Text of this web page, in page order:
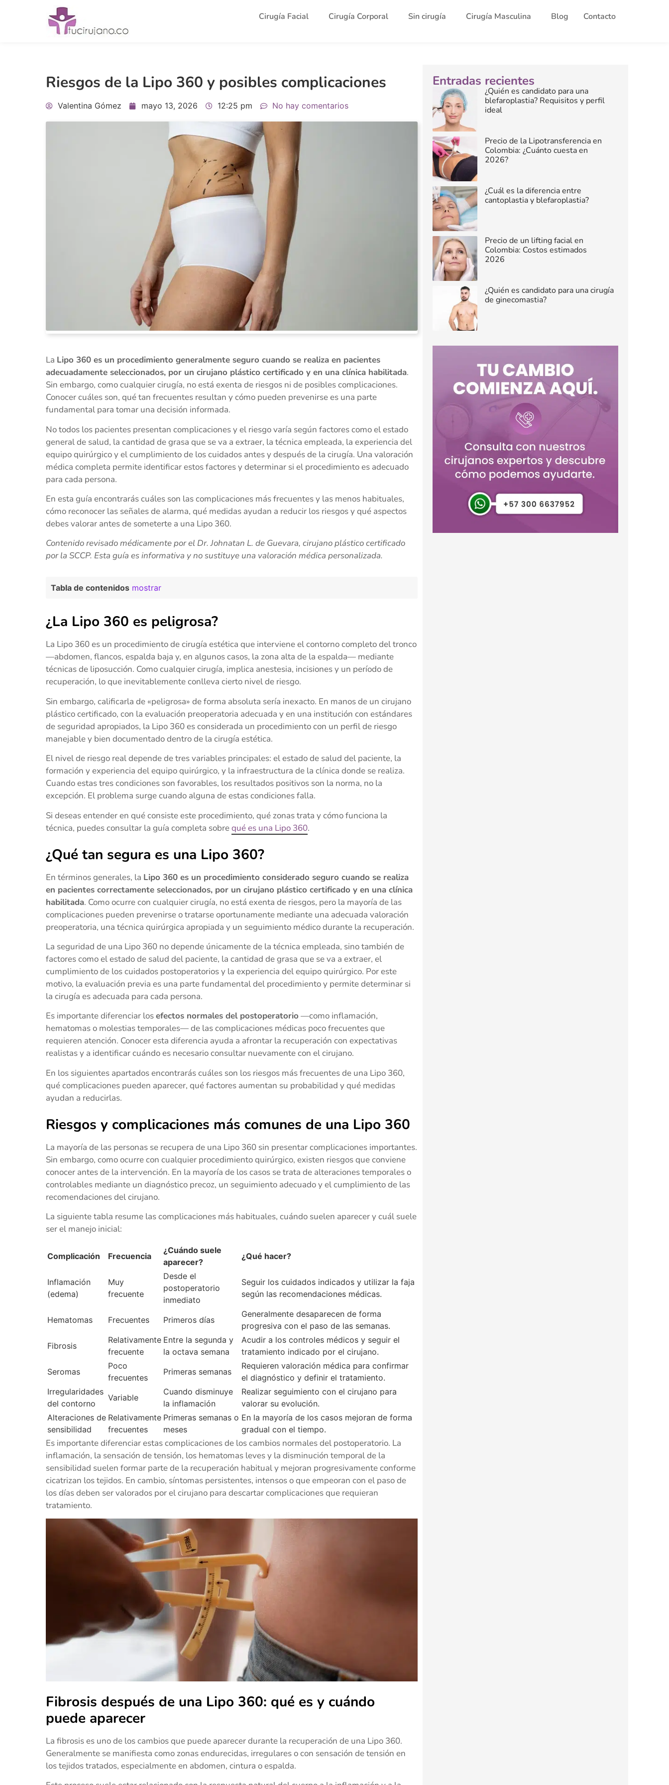
Cirugía Facial Cirugía Corporal Sin cirugía Cirugía Masculina Blog Contacto
Riesgos de la Lipo 360 y posibles complicaciones
Valentina Gómez mayo 13, 2026 12:25 pm No hay comentarios
La Lipo 360 es un procedimiento generalmente seguro cuando se realiza en pacientes
adecuadamente seleccionados, por un cirujano plástico certificado y en una clínica habilitada.
Sin embargo, como cualquier cirugía, no está exenta de riesgos ni de posibles complicaciones.
Conocer cuáles son, qué tan frecuentes resultan y cómo pueden prevenirse es una parte
fundamental para tomar una decisión informada.
No todos los pacientes presentan complicaciones y el riesgo varía según factores como el estado
general de salud, la cantidad de grasa que se va a extraer, la técnica empleada, la experiencia del
equipo quirúrgico y el cumplimiento de los cuidados antes y después de la cirugía. Una valoración
médica completa permite identificar estos factores y determinar si el procedimiento es adecuado
para cada persona.
En esta guía encontrarás cuáles son las complicaciones más frecuentes y las menos habituales,
cómo reconocer las señales de alarma, qué medidas ayudan a reducir los riesgos y qué aspectos
debes valorar antes de someterte a una Lipo 360.
Contenido revisado médicamente por el Dr. Johnatan L. de Guevara, cirujano plástico certificado
por la SCCP. Esta guía es informativa y no sustituye una valoración médica personalizada.
Tabla de contenidos mostrar
¿La Lipo 360 es peligrosa?
La Lipo 360 es un procedimiento de cirugía estética que interviene el contorno completo del tronco
—abdomen, flancos, espalda baja y, en algunos casos, la zona alta de la espalda— mediante
técnicas de liposucción. Como cualquier cirugía, implica anestesia, incisiones y un período de
recuperación, lo que inevitablemente conlleva cierto nivel de riesgo.
Sin embargo, calificarla de «peligrosa» de forma absoluta sería inexacto. En manos de un cirujano
plástico certificado, con la evaluación preoperatoria adecuada y en una institución con estándares
de seguridad apropiados, la Lipo 360 es considerada un procedimiento con un perfil de riesgo
manejable y bien documentado dentro de la cirugía estética.
El nivel de riesgo real depende de tres variables principales: el estado de salud del paciente, la
formación y experiencia del equipo quirúrgico, y la infraestructura de la clínica donde se realiza.
Cuando estas tres condiciones son favorables, los resultados positivos son la norma, no la
excepción. El problema surge cuando alguna de estas condiciones falla.
Si deseas entender en qué consiste este procedimiento, qué zonas trata y cómo funciona la
técnica, puedes consultar la guía completa sobrequé es una Lipo 360.
¿Qué tan segura es una Lipo 360?
En términos generales, la Lipo 360 es un procedimiento considerado seguro cuando se realiza
en pacientes correctamente seleccionados, por un cirujano plástico certificado y en una clínica
habilitada. Como ocurre con cualquier cirugía, no está exenta de riesgos, pero la mayoría de las
complicaciones pueden prevenirse o tratarse oportunamente mediante una adecuada valoración
preoperatoria, una técnica quirúrgica apropiada y un seguimiento médico durante la recuperación.
La seguridad de una Lipo 360 no depende únicamente de la técnica empleada, sino también de
factores como el estado de salud del paciente, la cantidad de grasa que se va a extraer, el
cumplimiento de los cuidados postoperatorios y la experiencia del equipo quirúrgico. Por este
motivo, la evaluación previa es una parte fundamental del procedimiento y permite determinar si
la cirugía es adecuada para cada persona.
Es importante diferenciar losefectos normales del postoperatorio —como inflamación,
hematomas o molestias temporales— de las complicaciones médicas poco frecuentes que
requieren atención. Conocer esta diferencia ayuda a afrontar la recuperación con expectativas
realistas y a identificar cuándo es necesario consultar nuevamente con el cirujano.
En los siguientes apartados encontrarás cuáles son los riesgos más frecuentes de una Lipo 360,
qué complicaciones pueden aparecer, qué factores aumentan su probabilidad y qué medidas
ayudan a reducirlas.
Riesgos y complicaciones más comunes de una Lipo 360
La mayoría de las personas se recupera de una Lipo 360 sin presentar complicaciones importantes.
Sin embargo, como ocurre con cualquier procedimiento quirúrgico, existen riesgos que conviene
conocer antes de la intervención. En la mayoría de los casos se trata de alteraciones temporales o
controlables mediante un diagnóstico precoz, un seguimiento adecuado y el cumplimiento de las
recomendaciones del cirujano.
La siguiente tabla resume las complicaciones más habituales, cuándo suelen aparecer y cuál suele
ser el manejo inicial:
Complicación Frecuencia
¿Cuándo suele
aparecer?
¿Qué hacer?
Inflamación
(edema)
Muy
frecuente
Desde el
postoperatorio
inmediato
Seguir los cuidados indicados y utilizar la faja
según las recomendaciones médicas.
Hematomas Frecuentes Primeros días
Generalmente desaparecen de forma
progresiva con el paso de las semanas.
Fibrosis
Relativamente
frecuente
Entre la segunda y
la octava semana
Acudir a los controles médicos y seguir el
tratamiento indicado por el cirujano.
Seromas
Poco
frecuentes
Primeras semanas
Requieren valoración médica para confirmar
el diagnóstico y definir el tratamiento.
Irregularidades
del contorno
Variable
Cuando disminuye
la inflamación
Realizar seguimiento con el cirujano para
valorar su evolución.
Alteraciones de
sensibilidad
Relativamente
frecuentes
Primeras semanas o
meses
En la mayoría de los casos mejoran de forma
gradual con el tiempo.
Es importante diferenciar estas complicaciones de los cambios normales del postoperatorio. La
inflamación, la sensación de tensión, los hematomas leves y la disminución temporal de la
sensibilidad suelen formar parte de la recuperación habitual y mejoran progresivamente conforme
cicatrizan los tejidos. En cambio, síntomas persistentes, intensos o que empeoran con el paso de
los días deben ser valorados por el cirujano para descartar complicaciones que requieran
tratamiento.
Fibrosis después de una Lipo 360: qué es y cuándo
puede aparecer
La fibrosis es uno de los cambios que puede aparecer durante la recuperación de una Lipo 360.
Generalmente se manifiesta como zonas endurecidas, irregulares o con sensación de tensión en
los tejidos tratados, especialmente en abdomen, cintura o espalda.
Entradas recientes
¿Quién es candidato para una
blefaroplastia? Requisitos y perfil
ideal
Precio de la Lipotransferencia en
Colombia: ¿Cuánto cuesta en
2026?
¿Cuál es la diferencia entre
cantoplastia y blefaroplastia?
Precio de un lifting facial en
Colombia: Costos estimados
2026
¿Quién es candidato para una cirugía
de ginecomastia?